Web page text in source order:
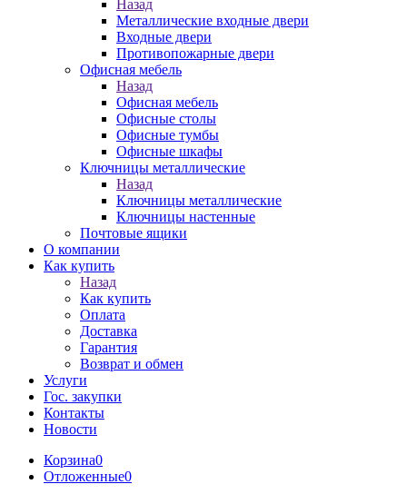
Назад
Металлические входные двери
Входные двери
Противопожарные двери
Офисная мебель
Назад
Офисная мебель
Офисные столы
Офисные тумбы
Офисные шкафы
Ключницы металлические
Назад
Ключницы металлические
Ключницы настенные
Почтовые ящики
О компании
Как купить
Назад
Как купить
Оплата
Доставка
Гарантия
Возврат и обмен
Услуги
Гос. закупки
Контакты
Новости
Корзина0
Отложенные0